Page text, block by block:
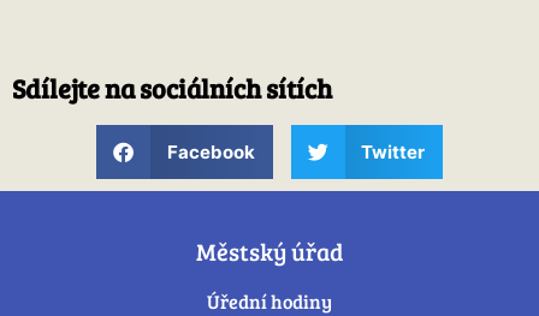
Sdílejte na sociálních sítích
Facebook Twitter
Městský úřad
Úřední hodiny